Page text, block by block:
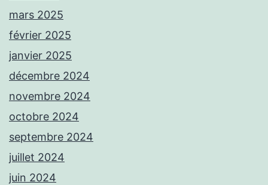
mars 2025
février 2025
janvier 2025
décembre 2024
novembre 2024
octobre 2024
septembre 2024
juillet 2024
juin 2024